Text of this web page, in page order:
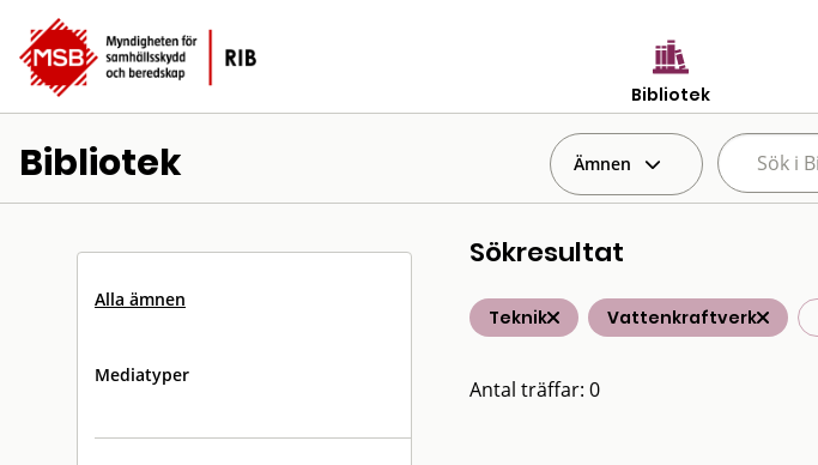
Bibliotek
Bibliotek Ämnen
Alla ämnen
Mediatyper
Sökresultat
Teknik Vattenkraftverk
Antal träffar: 0